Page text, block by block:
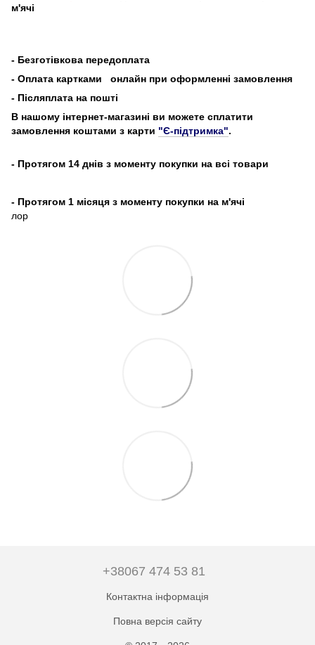
м'ячі
- Безготівкова передоплата
- Оплата картками
онлайн при оформленні замовлення
- Післяплата на пошті
В нашому інтернет-магазині ви можете сплатити
замовлення коштами з карти "Є-підтримка".
- Протягом 14 днів з моменту покупки на всі товари
- Протягом 1 місяця з моменту покупки на м'ячі
лор
+38067 474 53 81
Контактна інформація
Повна версія сайту